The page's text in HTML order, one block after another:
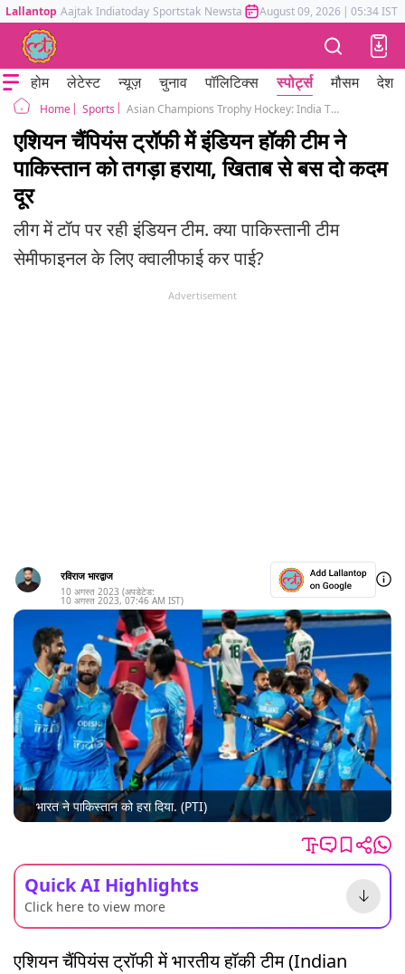
Lallantop Aajtak Indiatoday Sportstak Newstak Mumbai Tak Astrotak
August 09, 2026 | 05:34 IST
होम लेटेस्ट न्यूज़ चुनाव पॉलिटिक्स स्पोर्ट्स मौसम देश
Home Sports Asian Champions Trophy Hockey: India Thrash Pakistan 4-0 to face Japan in semis
एशियन चैंपियंस ट्रॉफी में इंडियन हॉकी टीम ने
पाकिस्तान को तगड़ा हराया, खिताब से बस दो कदम
दूर
लीग में टॉप पर रही इंडियन टीम. क्या पाकिस्तानी टीम
सेमीफाइनल के लिए क्वालीफाई कर पाई?
Advertisement
रविराज भारद्वाज
10 अगस्त 2023 (अपडेटेड:
10 अगस्त 2023, 07:46 AM IST)
भारत ने पाकिस्तान को हरा दिया. (PTI)
Quick AI Highlights
Click here to view more
एशियन चैंपियंस ट्रॉफी में भारतीय हॉकी टीम (Indian